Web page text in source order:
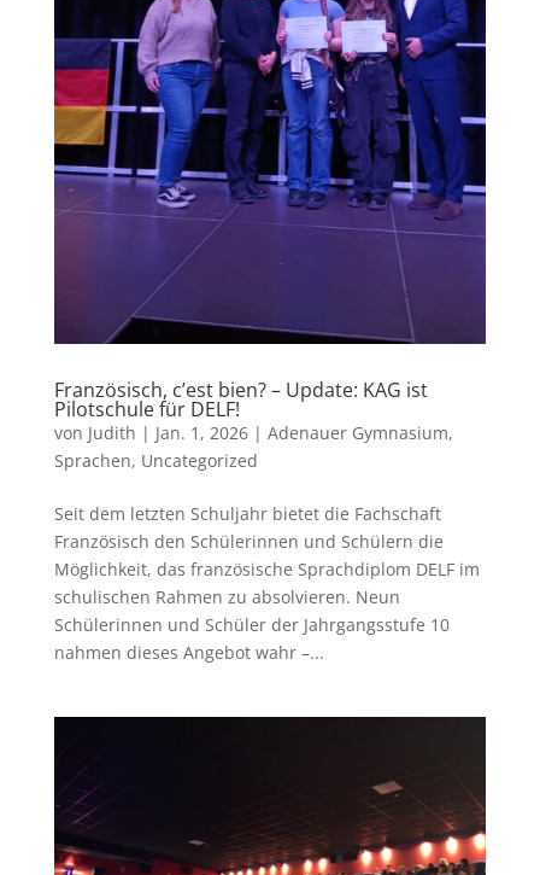
Französisch, c’est bien? – Update: KAG ist
Pilotschule für DELF!
von Judith | Jan. 1, 2026| Adenauer Gymnasium,
Sprachen, Uncategorized
Seit dem letzten Schuljahr bietet die Fachschaft
Französisch den Schülerinnen und Schülern die
Möglichkeit, das französische Sprachdiplom DELF im
schulischen Rahmen zu absolvieren. Neun
Schülerinnen und Schüler der Jahrgangsstufe 10
nahmen dieses Angebot wahr –...